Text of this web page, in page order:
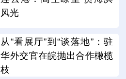
风光
从“看展厅”到“谈落地”：驻
华外交官在皖抛出合作橄榄
枝